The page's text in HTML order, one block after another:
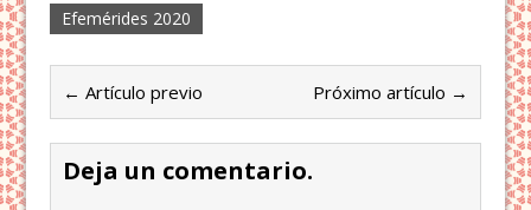
Efemérides 2020
← Artículo previo Próximo artículo →
Deja un comentario.